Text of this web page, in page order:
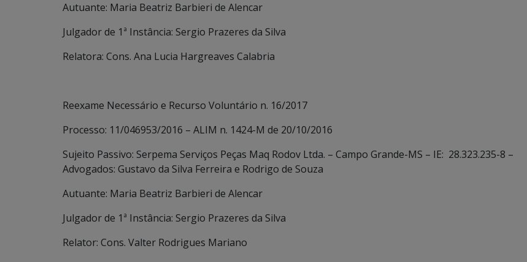
Autuante: Maria Beatriz Barbieri de Alencar
Julgador de 1ª Instância: Sergio Prazeres da Silva
Relatora: Cons. Ana Lucia Hargreaves Calabria
Reexame Necessário e Recurso Voluntário n. 16/2017
Processo: 11/046953/2016 – ALIM n. 1424-M de 20/10/2016
Sujeito Passivo: Serpema Serviços Peças Maq Rodov Ltda. – Campo Grande-MS – IE: 28.323.235-8 –
Advogados: Gustavo da Silva Ferreira e Rodrigo de Souza
Autuante: Maria Beatriz Barbieri de Alencar
Julgador de 1ª Instância: Sergio Prazeres da Silva
Relator: Cons. Valter Rodrigues Mariano